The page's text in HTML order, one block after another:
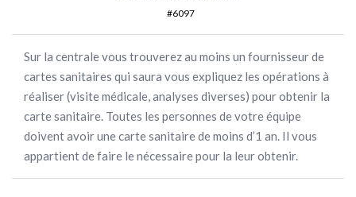
#6097
Sur la centrale vous trouverez au moins un fournisseur de
cartes sanitaires qui saura vous expliquez les opérations à
réaliser (visite médicale, analyses diverses) pour obtenir la
carte sanitaire. Toutes les personnes de votre équipe
doivent avoir une carte sanitaire de moins d’1 an. Il vous
appartient de faire le nécessaire pour la leur obtenir.